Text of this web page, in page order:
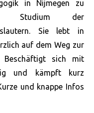
in Nijmegen zu
Studium der
Sie lebt in
auf dem Weg zur
Beschäftigt sich mit
und
kämpft kurz
und knappe Infos